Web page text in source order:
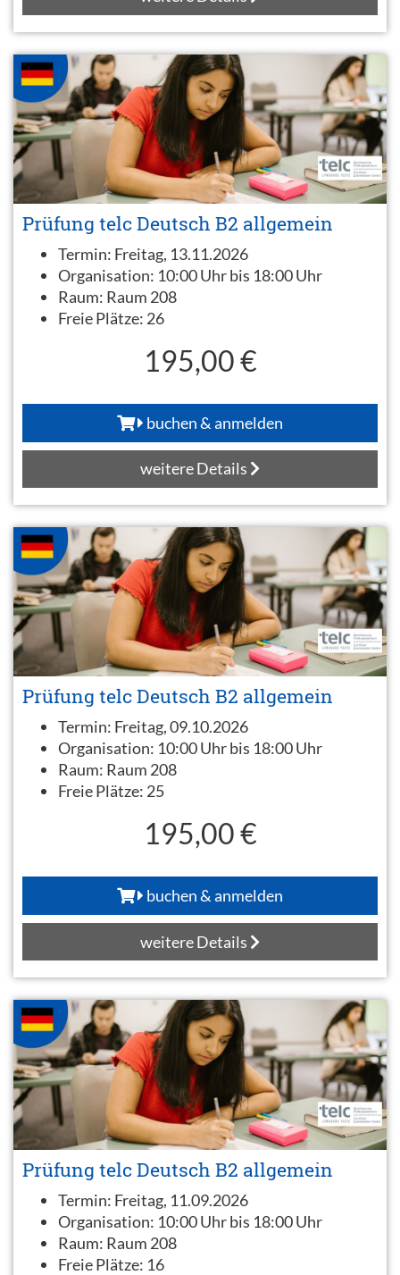
Prüfung telc Deutsch B2 allgemein
Termin: Freitag, 13.11.2026
Organisation: 10:00 Uhr bis 18:00 Uhr
Raum: Raum 208
Freie Plätze: 26
195,00 €
buchen & anmelden
weitere Details
Prüfung telc Deutsch B2 allgemein
Termin: Freitag, 09.10.2026
Organisation: 10:00 Uhr bis 18:00 Uhr
Raum: Raum 208
Freie Plätze: 25
195,00 €
buchen & anmelden
weitere Details
Prüfung telc Deutsch B2 allgemein
Termin: Freitag, 11.09.2026
Organisation: 10:00 Uhr bis 18:00 Uhr
Raum: Raum 208
Freie Plätze: 16